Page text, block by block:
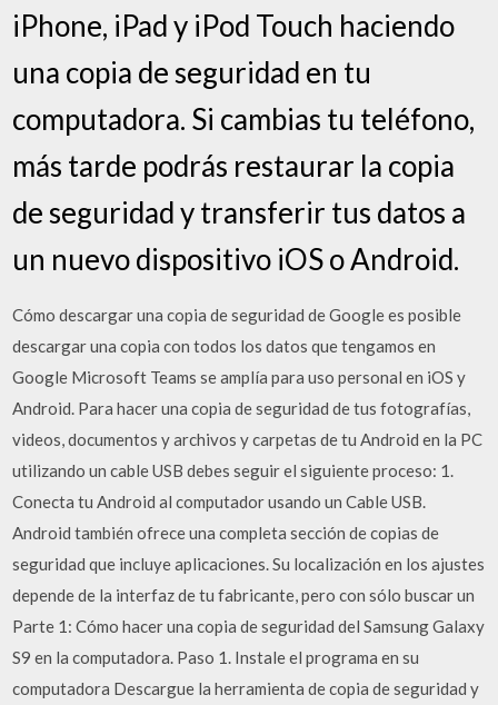
iPhone, iPad y iPod Touch haciendo
una copia de seguridad en tu
computadora. Si cambias tu teléfono,
más tarde podrás restaurar la copia
de seguridad y transferir tus datos a
un nuevo dispositivo iOS o Android.
Cómo descargar una copia de seguridad de Google es posible
descargar una copia con todos los datos que tengamos en
Google Microsoft Teams se amplía para uso personal en iOS y
Android. Para hacer una copia de seguridad de tus fotografías,
videos, documentos y archivos y carpetas de tu Android en la PC
utilizando un cable USB debes seguir el siguiente proceso: 1.
Conecta tu Android al computador usando un Cable USB.
Android también ofrece una completa sección de copias de
seguridad que incluye aplicaciones. Su localización en los ajustes
depende de la interfaz de tu fabricante, pero con sólo buscar un
Parte 1: Cómo hacer una copia de seguridad del Samsung Galaxy
S9 en la computadora. Paso 1. Instale el programa en su
computadora Descargue la herramienta de copia de seguridad y